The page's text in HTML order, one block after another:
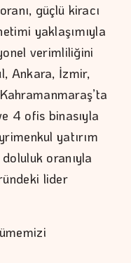
güçlü kiracı
yaklaşımıyla
verimliliğini
Ankara, İzmir,
4 ofis binasıyla
yatırım
oranıyla
lider